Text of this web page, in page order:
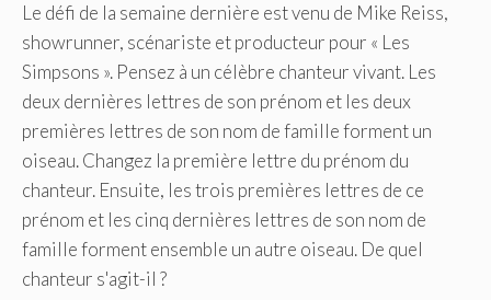
Le défi de la semaine dernière est venu de Mike Reiss,
showrunner, scénariste et producteur pour « Les
Simpsons ». Pensez à un célèbre chanteur vivant. Les
deux dernières lettres de son prénom et les deux
premières lettres de son nom de famille forment un
oiseau. Changez la première lettre du prénom du
chanteur. Ensuite, les trois premières lettres de ce
prénom et les cinq dernières lettres de son nom de
famille forment ensemble un autre oiseau. De quel
chanteur s'agit-il ?